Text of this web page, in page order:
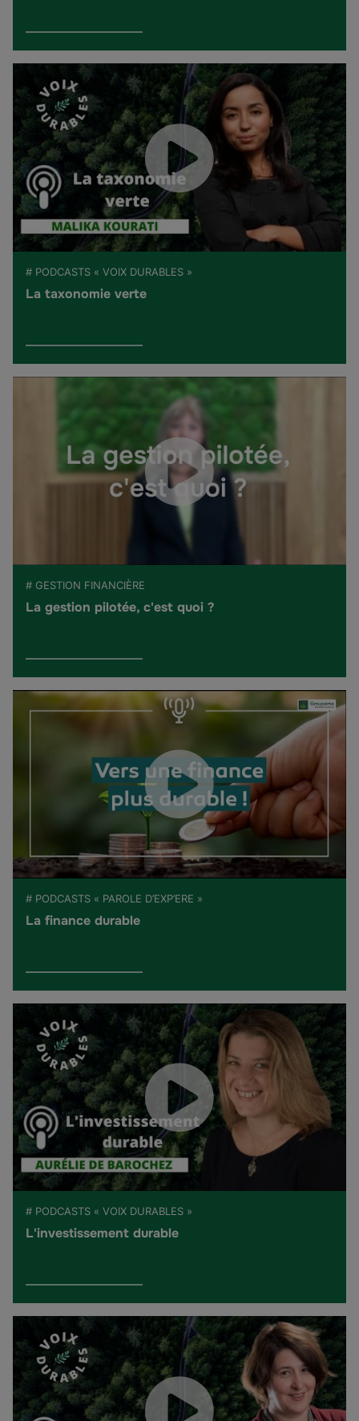
# PODCASTS « VOIX DURABLES »
La taxonomie verte
# GESTION FINANCIÈRE
La gestion pilotée, c'est quoi ?
# PODCASTS « PAROLE D’EXP’ERE »
La finance durable
# PODCASTS « VOIX DURABLES »
L'investissement durable